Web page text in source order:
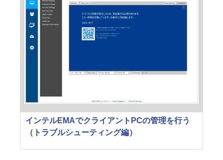
インテルEMAでクライアントPCの管理を行う
（トラブルシューティング編）